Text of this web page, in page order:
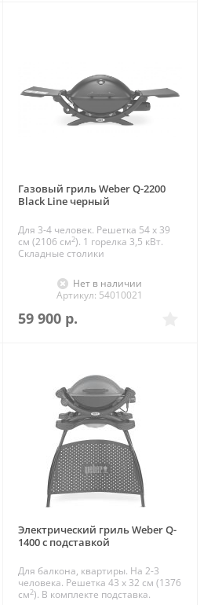
Газовый гриль Weber Q-2200
Black Line черный
Для 3-4 человек. Решетка 54 x 39
см (2106 см2). 1 горелка 3,5 кВт.
Складные столики
Нет в наличии
Артикул: 54010021
59 900р.
Электрический гриль Weber Q-
1400 с подставкой
Для балкона, квартиры. На 2-3
человека. Решетка 43 x 32 см (1376
см2). В комплекте подставка.